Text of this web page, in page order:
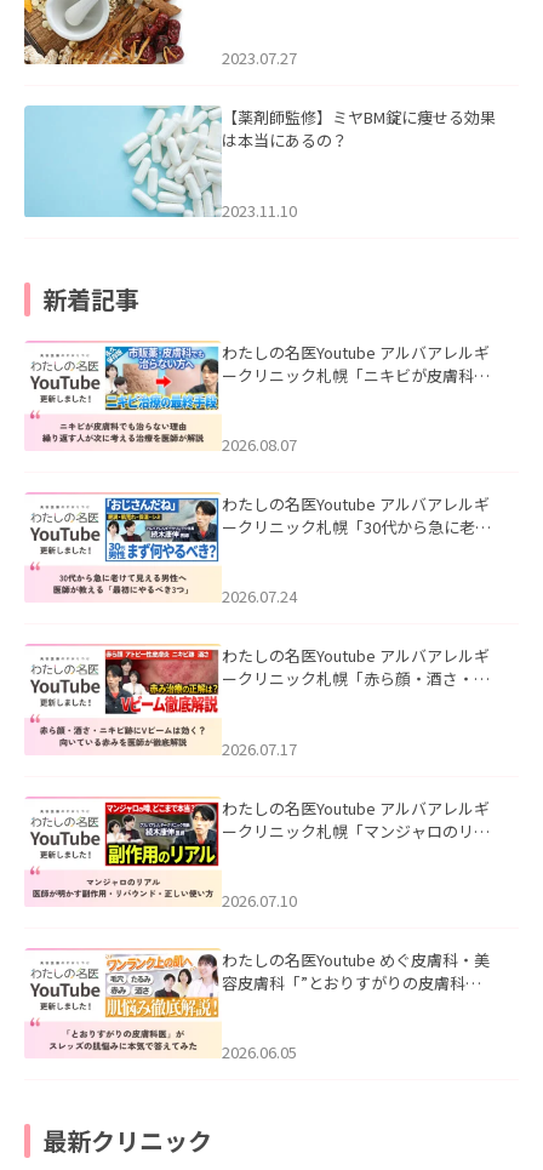
2023.07.27
【薬剤師監修】ミヤBM錠に痩せる効果
は本当にあるの？
2023.11.10
新着記事
わたしの名医Youtube アルバアレルギ
ークリニック札幌「ニキビが皮膚科で
ました。
2026.08.07
わたしの名医Youtube アルバアレルギ
ークリニック札幌「30代から急に老け
た。
2026.07.24
わたしの名医Youtube アルバアレルギ
ークリニック札幌「赤ら顔・酒さ・ニ
した。
2026.07.17
わたしの名医Youtube アルバアレルギ
ークリニック札幌「マンジャロのリア
た。
2026.07.10
わたしの名医Youtube めぐ皮膚科・美
容皮膚科「”とおりすがりの皮膚科
2026.06.05
最新クリニック